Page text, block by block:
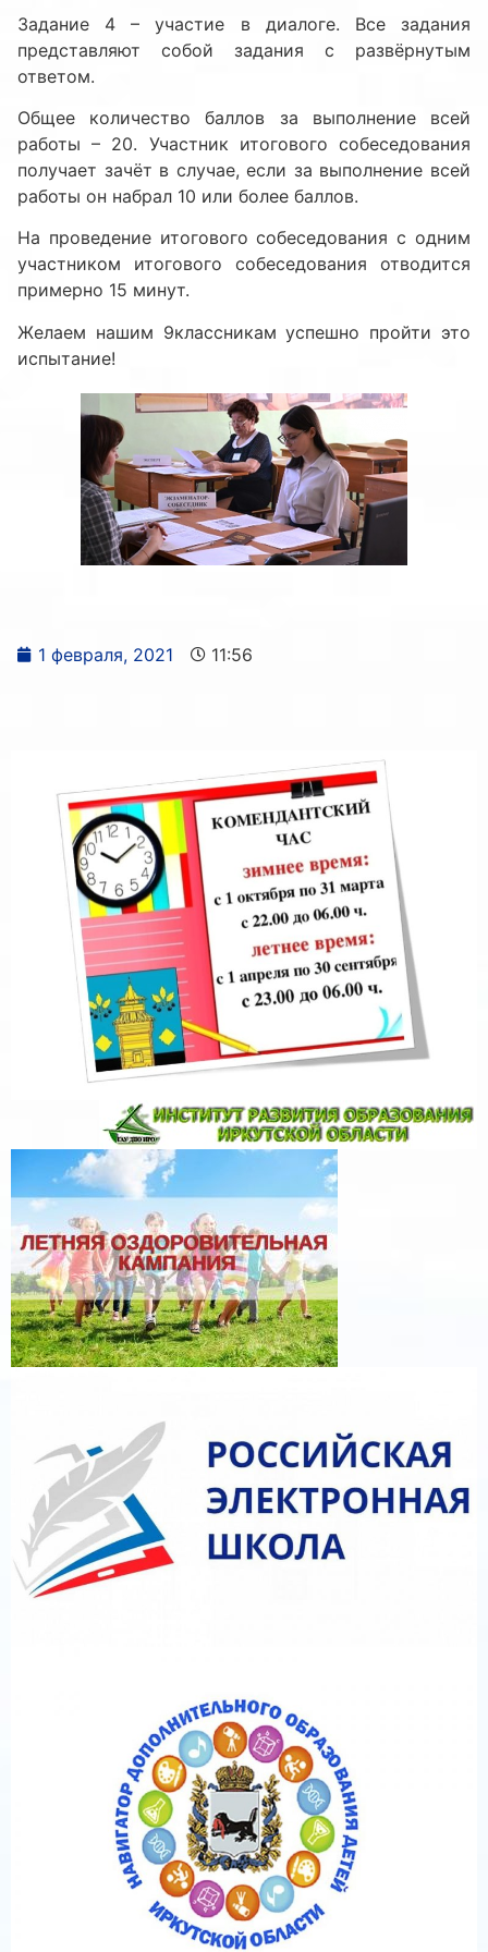
Задание 4 – участие в диалоге. Все задания
представляют собой задания с развёрнутым
ответом.
Общее количество баллов за выполнение всей
работы – 20. Участник итогового собеседования
получает зачёт в случае, если за выполнение всей
работы он набрал 10 или более баллов.
На проведение итогового собеседования с одним
участником итогового собеседования отводится
примерно 15 минут.
Желаем нашим 9классникам успешно пройти это
испытание!
1 февраля, 2021 11:56